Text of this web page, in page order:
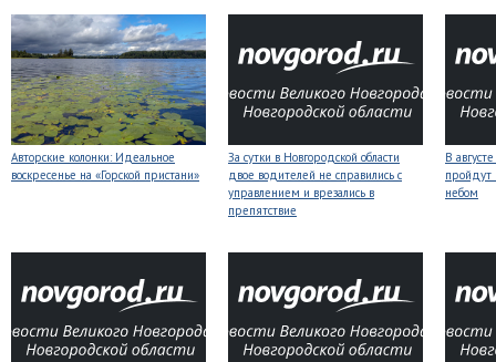
Авторские колонки: Идеальное
воскресенье на «Горской пристани»
За сутки в Новгородской области
двое водителей не справились с
управлением и врезались в
препятствие
В
небом